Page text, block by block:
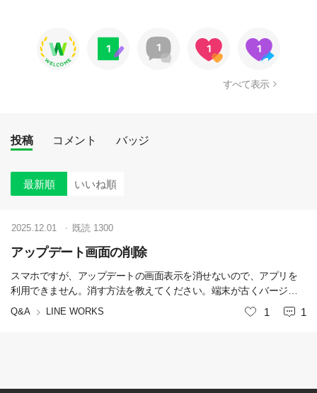
すべて表示
投稿 コメント バッジ
最新順 いいね順
アップデート画面の削除
スマホですが、アップデートの画面表示を消せないので、アプリを
利用できません。消す方法を教えてください。端末が古くバージョ
ンアップできません。
Q&A LINE WORKS
2025.12.01 既読 1300
いいね
1 1